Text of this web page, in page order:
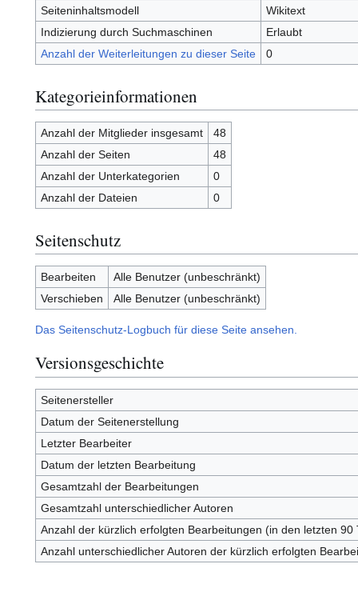
Seiteninhaltsmodell
Wikitext
Indizierung durch Suchmaschinen
Erlaubt
Anzahl der Weiterleitungen zu dieser Seite
0
Kategorieinformationen
Anzahl der Mitglieder insgesamt
48
Anzahl der Seiten
48
Anzahl der Unterkategorien
0
Anzahl der Dateien
0
Seitenschutz
Bearbeiten
Alle Benutzer (unbeschränkt)
Verschieben
Alle Benutzer (unbeschränkt)
Das Seitenschutz-Logbuch für diese Seite ansehen.
Versionsgeschichte
Seitenersteller
Datum der Seitenerstellung
Letzter Bearbeiter
Datum der letzten Bearbeitung
Gesamtzahl der Bearbeitungen
Gesamtzahl unterschiedlicher Autoren
Anzahl der kürzlich erfolgten Bearbeitungen (in den letzten 90
Anzahl unterschiedlicher Autoren der kürzlich erfolgten